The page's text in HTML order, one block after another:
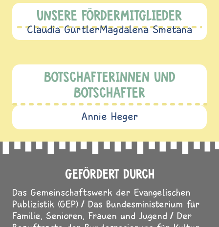
UNSERE FÖRDERMITGLIEDER
Claudia GürtlerMagdalena Smetana
BOTSCHAFTERINNEN UND
BOTSCHAFTER
Annie Heger
GEFÖRDERT DURCH
Das Gemeinschaftswerk der Evangelischen
Publizistik (GEP)
Das Bundesministerium für
Familie, Senioren, Frauen und Jugend
Der